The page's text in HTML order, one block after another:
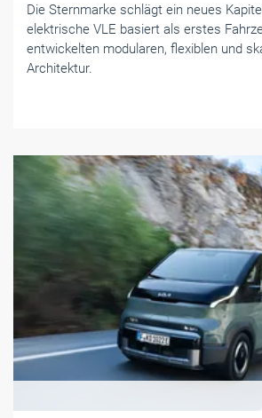
Die Sternmarke schlägt ein neues
elektrische VLE basiert als erstes
entwickelten modularen, flexiblen und
Architektur.